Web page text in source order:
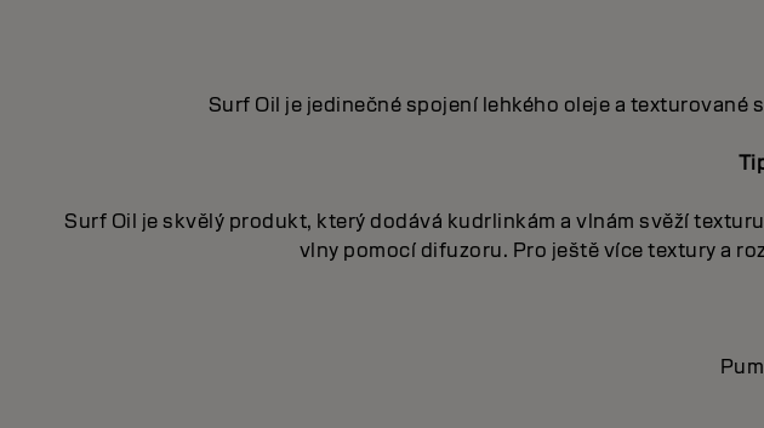
Surf Oil je jedinečné spojení lehkého oleje a texturované
Surf Oil je skvělý produkt, který dodává kudrlinkám a vlnám svěží
vlny pomocí difuzoru. Pro ještě více textury a